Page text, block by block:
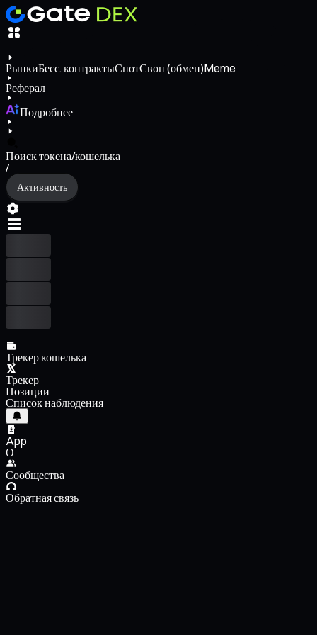
РынкиБесс. контрактыСпотСвоп (обмен)Meme
Реферал
Подробнее
Поиск токена/кошелька
/
Активность
Трекер кошелька
Трекер
Позиции
Список наблюдения
App
О
Сообщества
Обратная связь